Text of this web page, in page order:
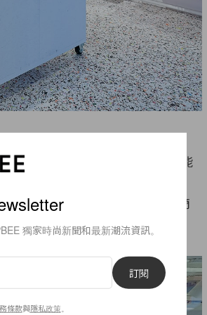
時尚的視角去探索運動服裝的可能
大本地精選
的商
。獨家時尚新聞和最新潮流資訊。
訂閱
條款與隱私政策。